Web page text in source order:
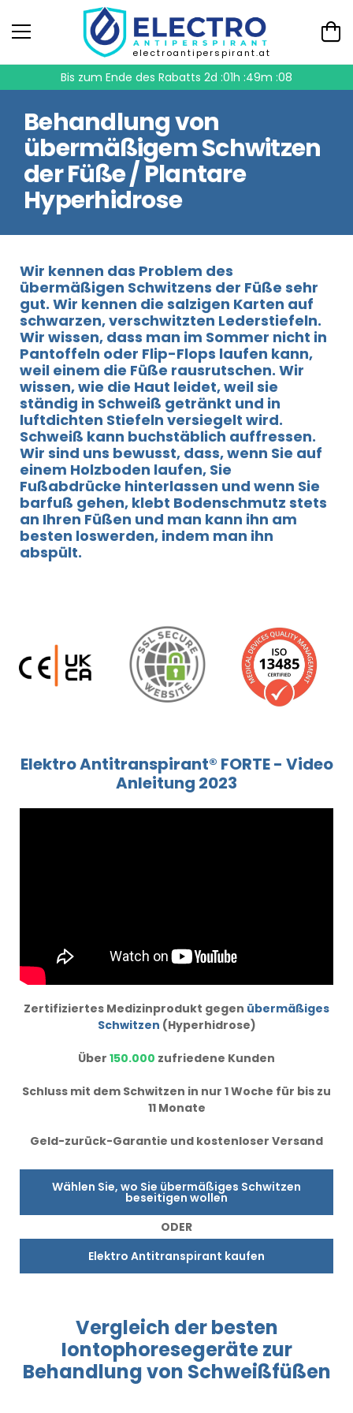
electroantiperspirant.at
Bis zum Ende des Rabatts 2d :01h :49m :08
Behandlung von
übermäßigem Schwitzen
der Füße / Plantare
Hyperhidrose
Wir kennen das Problem des
übermäßigen Schwitzens der Füße sehr
gut. Wir kennen die salzigen Karten auf
schwarzen, verschwitzten Lederstiefeln.
Wir wissen, dass man im Sommer nicht in
Pantoffeln oder Flip-Flops laufen kann,
weil einem die Füße rausrutschen. Wir
wissen, wie die Haut leidet, weil sie
ständig in Schweiß getränkt und in
luftdichten Stiefeln versiegelt wird.
Schweiß kann buchstäblich auffressen.
Wir sind uns bewusst, dass, wenn Sie auf
einem Holzboden laufen, Sie
Fußabdrücke hinterlassen und wenn Sie
barfuß gehen, klebt Bodenschmutz stets
an Ihren Füßen und man kann ihn am
besten loswerden, indem man ihn
abspült.
Elektro Antitranspirant® FORTE - Video
Anleitung 2023
Zertifiziertes Medizinprodukt gegen übermäßiges
Schwitzen (Hyperhidrose)
Über 150.000 zufriedene Kunden
Schluss mit dem Schwitzen in nur 1 Woche für bis zu
11 Monate
Geld-zurück-Garantie und kostenloser Versand
Wählen Sie, wo Sie übermäßiges Schwitzen
beseitigen wollen
ODER
Elektro Antitranspirant kaufen
Vergleich der besten
Iontophoresegerätezur
Behandlungvon Schweißfüßen